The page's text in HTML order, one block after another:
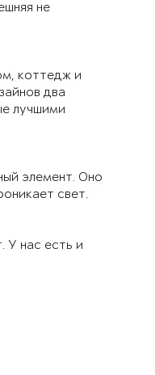
не
коттедж и
два
лучшими
элемент. Оно
свет.
У нас есть и